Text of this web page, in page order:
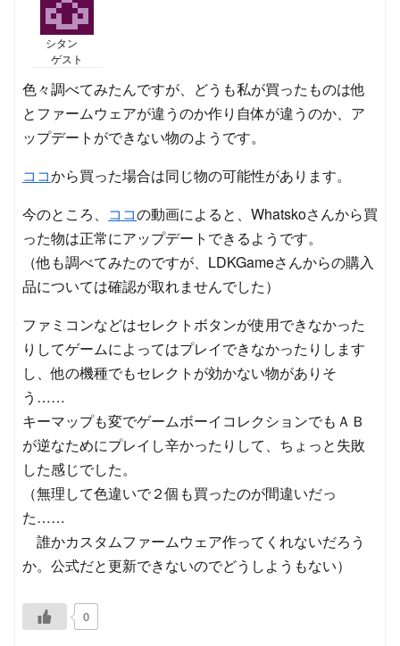
シタン
ゲスト
色々調べてみたんですが、どうも私が買ったものは他
とファームウェアが違うのか作り自体が違うのか、ア
ップデートができない物のようです。
ココから買った場合は同じ物の可能性があります。
今のところ、 ココの動画によると、Whatskoさんから買
った物は正常にアップデートできるようです。
（他も調べてみたのですが、LDKGameさんからの購入
品については確認が取れませんでした）
ファミコンなどはセレクトボタンが使用できなかった
りしてゲームによってはプレイできなかったりします
し、他の機種でもセレクトが効かない物がありそ
う……
キーマップも変でゲームボーイコレクションでもＡＢ
が逆なためにプレイし辛かったりして、ちょっと失敗
した感じでした。
（無理して色違いで２個も買ったのが間違いだっ
た……
誰かカスタムファームウェア作ってくれないだろう
か。公式だと更新できないのでどうしようもない）
0